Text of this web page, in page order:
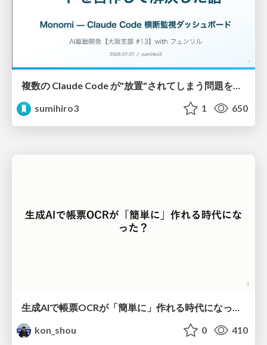
複数の Claude Code が"放置"されてしまう問題をCLI ダッシュボードを自作して解決した話
sumihiro3
1 650
kon_shou
0 410